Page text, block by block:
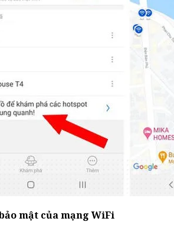
mật của mạng WiFi